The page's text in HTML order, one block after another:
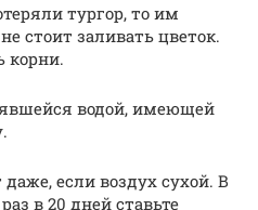
тургор, то им
стоит заливать цветок.
корни.
водой, имеющей
если воздух сухой. В
в 20 дней ставьте